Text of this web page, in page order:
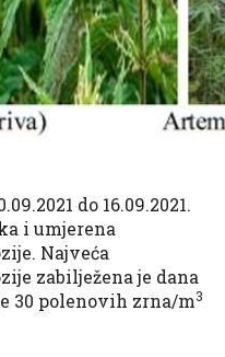
do 16.09.2021.
i umjerena
Najveća
zabilježena je dana
30 polenovih zrna/m3